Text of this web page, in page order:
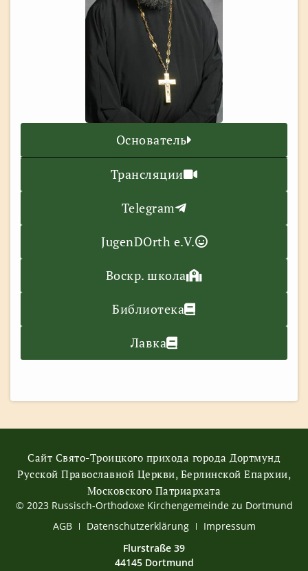
Основатель
Трансляции
Telegram
JugenDOrth e.V.
Воскр. школа
Библиотека
Лавка
Сайт Свято-Троицкого прихода города Дортмунд
Русской Православной Церкви, Берлинской Епархии,
Московского Патриархата
© 2023 Russisch-Orthodoxe Kirchengemeinde zu Dortmund
АGB
Datenschutzerklärung
Impressum
Flurstraße 39
44145 Dortmund